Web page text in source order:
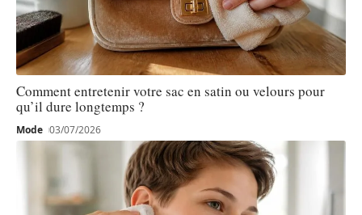
Comment entretenir votre sac en satin ou velours pour
qu’il dure longtemps ?
Mode 03/07/2026